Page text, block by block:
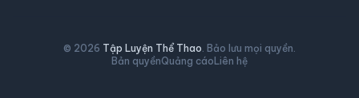
© 2026 Tập Luyện Thể Thao. Bảo lưu mọi quyền.
Bản quyềnQuảng cáo Liên hệ